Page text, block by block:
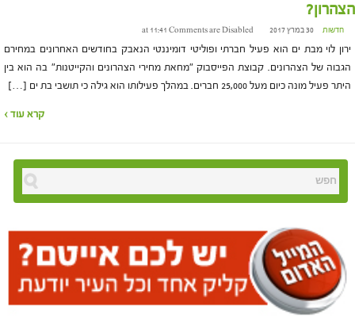
הצהרון?
חדשות 30 במרץ 2017 at 11:41 Comments are Disabled
ירון לוי מבת ים הוא פעיל חברתי ופוליטי דומיננטי הנאבק בחודשים האחרונים במחירם
הגבוה של הצהרונים. קבוצת הפייסבוק "מחאת מחירי הצהרונים והקייטנות" בה הוא בין
היתר פעיל מונה כיום מעל 25,000 חברים. במהלך פעילותו הוא גילה כי תושבי בת ים […]
קרא עוד ›